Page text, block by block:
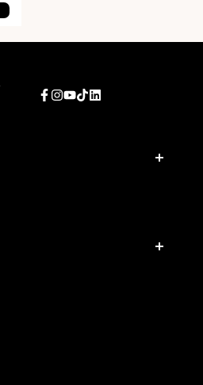
Facebook
Instagram
YouTube
TikTokLinkedIn